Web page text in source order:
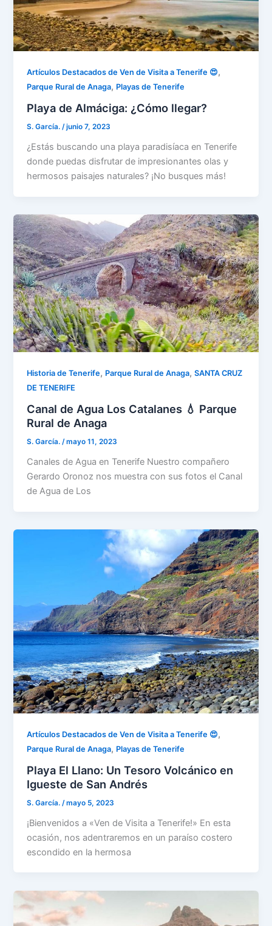
Artículos Destacados de Ven de Visita a Tenerife 😍,
Parque Rural de Anaga, Playas de Tenerife
Playa de Almáciga: ¿Cómo llegar?
S. García./junio 7, 2023
¿Estás buscando una playa paradisíaca en Tenerife
donde puedas disfrutar de impresionantes olas y
hermosos paisajes naturales? ¡No busques más!
Historia de Tenerife, Parque Rural de Anaga,SANTA CRUZ
DE TENERIFE
Canal de Agua Los Catalanes 💧 Parque
Rural de Anaga
S. García./mayo 11, 2023
Canales de Agua en Tenerife Nuestro compañero
Gerardo Oronoz nos muestra con sus fotos el Canal
de Agua de Los
Artículos Destacados de Ven de Visita a Tenerife 😍,
Parque Rural de Anaga, Playas de Tenerife
Playa El Llano: Un Tesoro Volcánico en
Igueste de San Andrés
S. García. /mayo 5, 2023
¡Bienvenidos a «Ven de Visita a Tenerife!» En esta
ocasión, nos adentraremos en un paraíso costero
escondido en la hermosa